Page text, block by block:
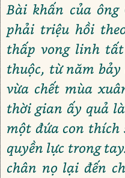
Bài khấn của
phải triệu hồi
thấp vong linh
thuộc, từ năm
vừa chết mùa
thời gian ấy quả
một đứa con thích
quyền lực trong
chân nọ lại đến